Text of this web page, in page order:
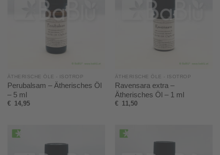
ÄTHERISCHE ÖLE - ISOTROP
Perubalsam – Ätherisches Öl
– 5 ml
€ 14,95
ÄTHERISCHE ÖLE - ISOTROP
Ravensara extra –
Ätherisches Öl – 1 ml
€ 11,50